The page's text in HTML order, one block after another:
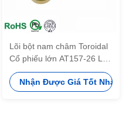
Lõi bột nam châm Toroidal
Cổ phiếu lớn AT157-26 Lõi
bột sắt
Nhận Được Giá Tốt Nhất